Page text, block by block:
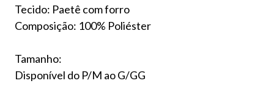
Tecido: Paetê com forro
Composição: 100% Poliéster
Tamanho:
Disponível do P/M ao G/GG